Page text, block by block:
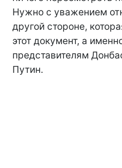
Нужно с уважением
другой стороне,
этот документ, а
представителям
Путин.